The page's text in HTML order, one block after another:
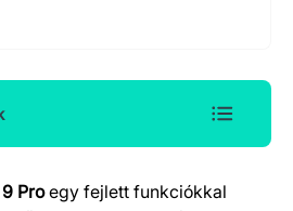
Proegy fejlett funkciókkal